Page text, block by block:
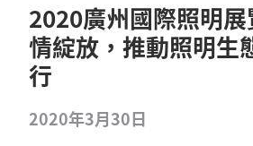
2020廣州國際照明
情綻放，推動照明生
行
2020年3月30日